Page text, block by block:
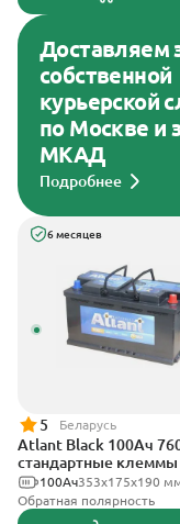
Доставляем
собственной
курьерской
по Москве и
МКАД
Подробнее
6 месяцев
5 Беларусь
Atlant Black 100Ач
стандартные клеммы
353х175х190
100Ач
Обратная полярность